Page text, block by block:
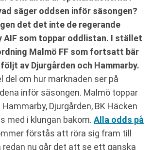
säger oddsen inför säsongen?
det det inte de regerande
AIF som toppar oddlistan. I stället
Malmö FF som fortsatt bär
av Djurgården och Hammarby.
del om hur marknaden ser på
inför säsongen. Malmö toppar
Djurgården, BK Häcken
med i klungan bakom. Alla odds på
förstås att röra sig fram till
redan nu går det att se ett ganska